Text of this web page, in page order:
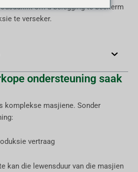
om u belegging te beskerm
te verseker.
ondersteuning saak
komplekse masjiene. Sonder
vertraag
kan die lewensduur van die masjien